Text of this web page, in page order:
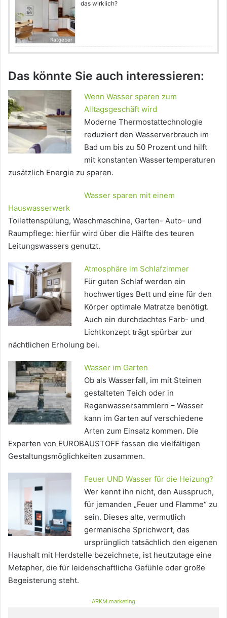
Ratgeber
das wirklich?
Das könnte Sie auch interessieren:
Wenn Wasser sparen zum
Alltagsgeschäft wird
Moderne Thermostattechnologie
reduziert den Wasserverbrauch im
Bad um bis zu 50 Prozent und hilft
mit konstanten Wassertemperaturen
zusätzlich Energie zu sparen.
Wasser sparen mit einem
Hauswasserwerk
Toilettenspülung, Waschmaschine, Garten- Auto- und
Raumpflege: hierfür wird über die Hälfte des teuren
Leitungswassers genutzt.
Atmosphäre im Schlafzimmer
Für guten Schlaf werden ein
hochwertiges Bett und eine für den
Körper optimale Matratze benötigt.
Auch ein durchdachtes Farb- und
Lichtkonzept trägt spürbar zur
nächtlichen Erholung bei.
Wasser im Garten
Ob als Wasserfall, im mit Steinen
gestalteten Teich oder in
Regenwassersammlern – Wasser
kann im Garten auf verschiedene
Arten zum Einsatz kommen. Die
Experten von EUROBAUSTOFF fassen die vielfältigen
Gestaltungsmöglichkeiten zusammen.
Feuer UND Wasser für die Heizung?
Wer kennt ihn nicht, den Ausspruch,
für jemanden „Feuer und Flamme“ zu
sein. Dieses alte, vermutlich
germanische Sprichwort, das
ursprünglich tatsächlich den eigenen
Haushalt mit Herdstelle bezeichnete, ist heutzutage eine
Metapher, die für leidenschaftliche Gefühle oder große
Begeisterung steht.
ARKM.marketing